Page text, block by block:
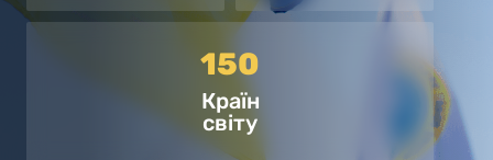
150
Країн
світу